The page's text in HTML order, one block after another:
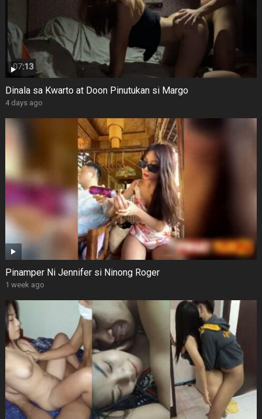
Dinala sa Kwarto at Doon Pinutukan si Margo
4 days ago
Pinamper Ni Jennifer si Ninong Roger
1 week ago